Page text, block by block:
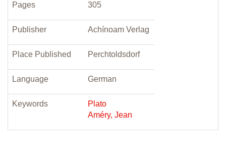
Pages 305
Publisher Achínoam Verlag
Place Published Perchtoldsdorf
Language German
Keywords
Plato
Améry, Jean